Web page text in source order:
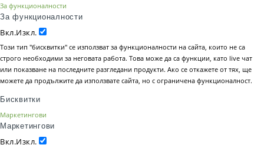
За функционалности
За функционалности
Вкл.Изкл.
Този тип "бисквитки" се използват за функционалности на сайта, които не са
строго необходими за неговата работа. Това може да са функции, като live чат
или показване на последните разгледани продукти. Ако се откажете от тях, ще
можете да продължите да използвате сайта, но с ограничена функционалност.
Бисквитки
Маркетингови
Маркетингови
Вкл.Изкл.